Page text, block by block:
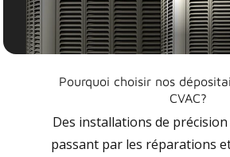
Pourquoi choisir nos
CVAC?
Des installations de précision
passant par les réparations